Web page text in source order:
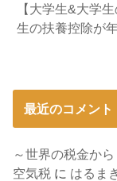
【大学生&大学
生の扶養控除が
最近のコメント
～世界の税金か
空気税 に はるま